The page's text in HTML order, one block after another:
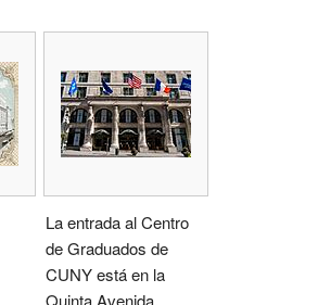
La entrada al Centro
de Graduados de
CUNY está en la
Quinta Avenida.